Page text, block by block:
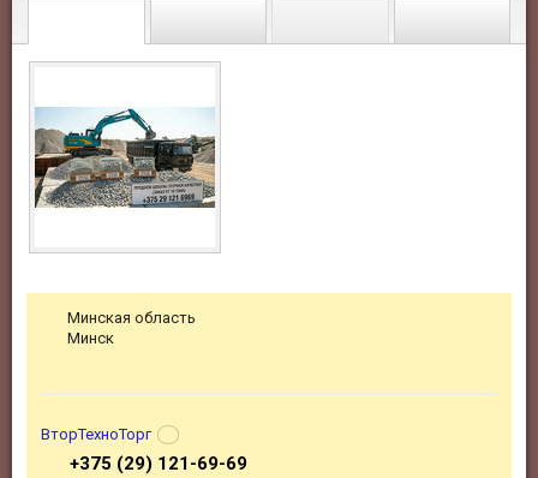
Минская область
Минск
ВторТехноТорг
+375 (29) 121-69-69